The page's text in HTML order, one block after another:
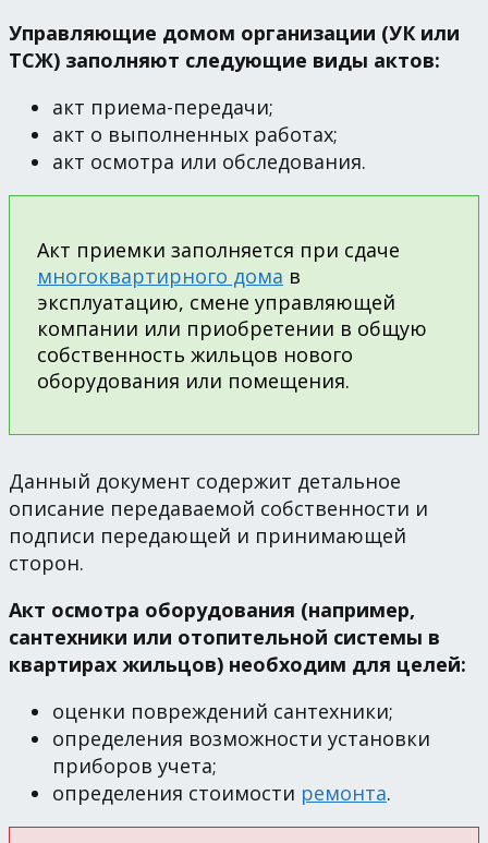
Управляющие домом организации (УК или
ТСЖ) заполняют следующие виды актов:
акт приема-передачи;
акт о выполненных работах;
акт осмотра или обследования.
Акт приемки заполняется при сдаче
многоквартирного дома в
эксплуатацию, смене управляющей
компании или приобретении в общую
собственность жильцов нового
оборудования или помещения.
Данный документ содержит детальное
описание передаваемой собственности и
подписи передающей и принимающей
сторон.
Акт осмотра оборудования (например,
сантехники или отопительной системы в
квартирах жильцов) необходим для целей:
оценки повреждений сантехники;
определения возможности установки
приборов учета;
определения стоимости ремонта.